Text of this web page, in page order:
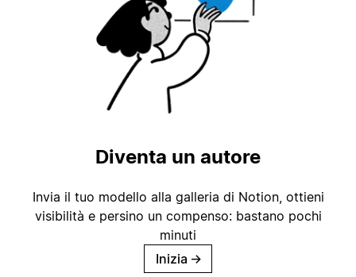
Diventa un autore
Invia il tuo modello alla galleria di Notion, ottieni
visibilità e persino un compenso: bastano pochi
minuti
Inizia →